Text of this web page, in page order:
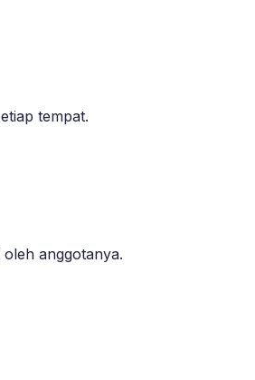
tempat.
anggotanya.